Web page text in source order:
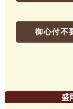
御心付不
盛